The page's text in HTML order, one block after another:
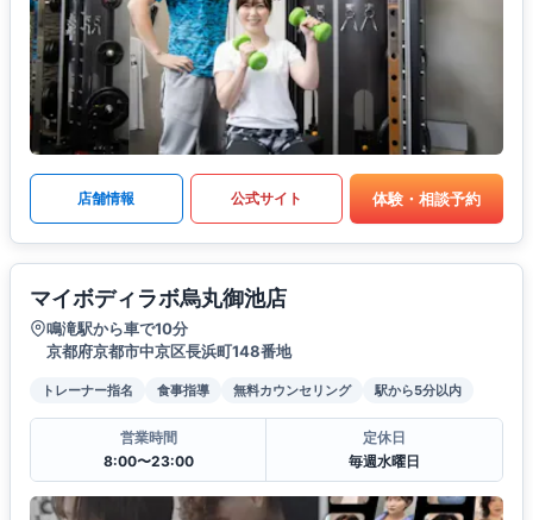
店舗情報 公式サイト 体験・相談予約
マイボディラボ烏丸御池店
鳴滝駅から車で10分
京都府京都市中京区長浜町148番地
トレーナー指名 食事指導 無料カウンセリング 駅から5分以内
営業時間
8:00〜23:00
定休日
毎週水曜日